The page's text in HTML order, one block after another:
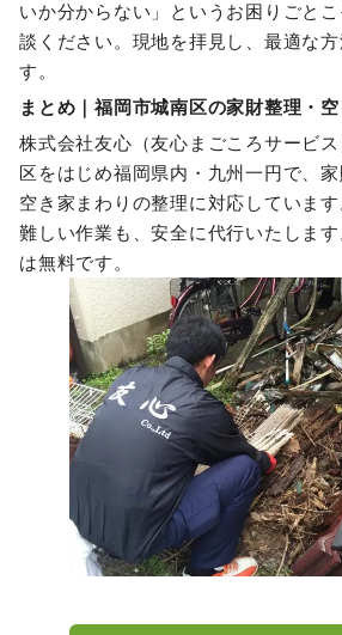
いか分からない」というお困りごと
談ください。現地を拝見し、最適な
す。
まとめ｜福岡市城南区の家財整理・
株式会社友心（友心まごころサービ
区をはじめ福岡県内・九州一円で、家
空き家まわりの整理に対応していま
難しい作業も、安全に代行いたしま
は無料です。